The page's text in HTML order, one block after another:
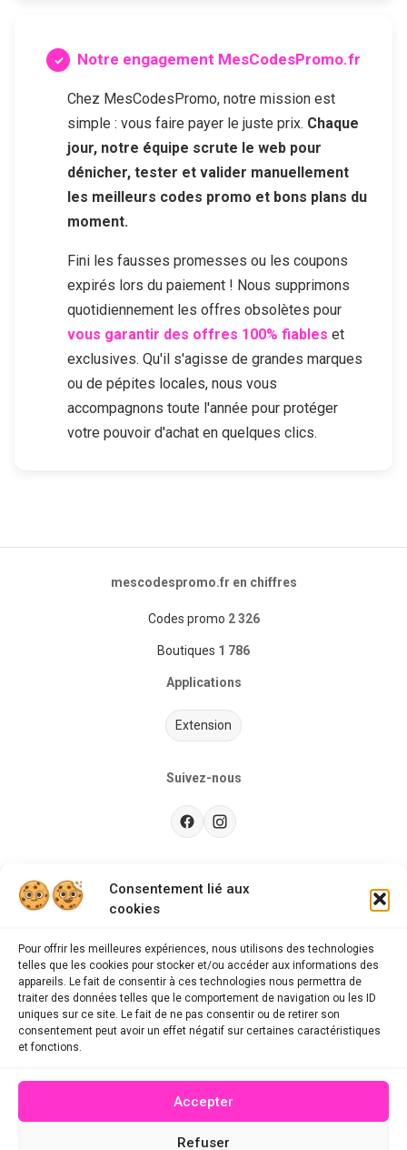
Consentement lié aux
cookies
Pour offrir les meilleures expériences, nous utilisons des technologies
telles que les cookies pour stocker et/ou accéder aux informations des
appareils. Le fait de consentir à ces technologies nous permettra de
traiter des données telles que le comportement de navigation ou les ID
uniques sur ce site. Le fait de ne pas consentir ou de retirer son
consentement peut avoir un effet négatif sur certaines caractéristiques
et fonctions.
Accepter
Refuser
Notre engagement MesCodesPromo.fr
Chez MesCodesPromo, notre mission est
simple : vous faire payer le juste prix. Chaque
jour, notre équipe scrute le web pour
dénicher, tester et valider manuellement
les meilleurs codes promo et bons plans du
moment.
Fini les fausses promesses ou les coupons
expirés lors du paiement ! Nous supprimons
quotidiennement les offres obsolètes pour
vous garantir des offres 100% fiables et
exclusives. Qu'il s'agisse de grandes marques
ou de pépites locales, nous vous
accompagnons toute l'année pour protéger
votre pouvoir d'achat en quelques clics.
mescodespromo.fr en chiffres
Codes promo 2 326
Boutiques 1 786
Applications
Extension
Suivez-nous
FAQ
Mentions légales
Politique de confidentialité
Contact